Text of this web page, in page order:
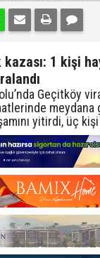
1 kişi
Geçitköy
meydana
yitirdi, üç kişi